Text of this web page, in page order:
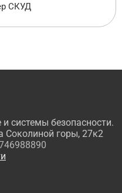
СКУД
системы безопасности.
Соколиной горы, 27к2